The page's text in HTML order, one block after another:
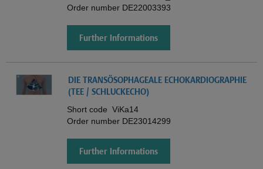
Order number DE22003393
Further Informations
DIE TRANSÖSOPHAGEALE ECHOKARDIOGRAPHIE
(TEE / SCHLUCKECHO)
Short code ViKa14
Order number DE23014299
Further Informations